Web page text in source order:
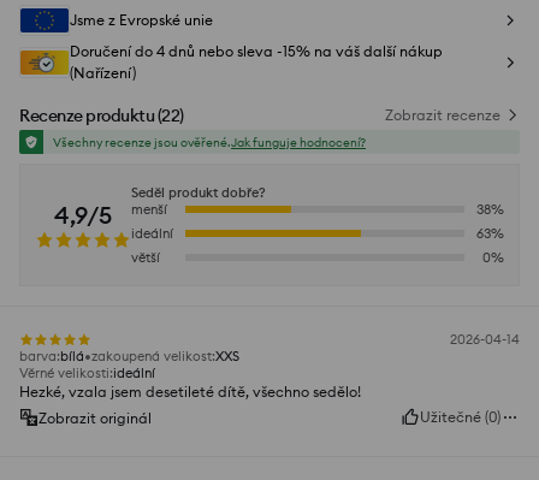
Jsme z Evropské unie
Doručení do 4 dnů nebo sleva -15% na váš další nákup
(Nařízení)
Recenze produktu(22) Zobrazit recenze
Všechny recenze jsou ověřené.Jak funguje hodnocení?
4,9/5
Seděl produkt dobře?
menší
38%
ideální
63%
větší
0%
2026-04-14
barva:bílá zakoupená velikost:XXS
Věrné velikosti:ideální
Hezké, vzala jsem desetileté dítě, všechno sedělo!
Zobrazit originál
Užitečné (0)